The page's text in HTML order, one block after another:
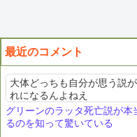
最近のコメント
大体どっちも自分が思う説
れになるんよねえ
グリーンのラッタ死亡説が
るのを知って驚いている